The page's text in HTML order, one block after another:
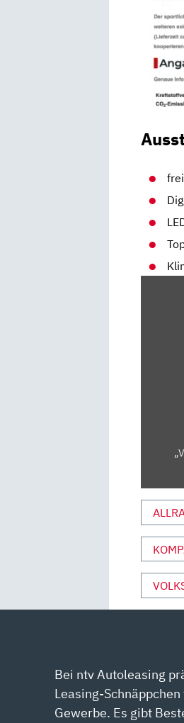
FAST
LAP
AUTO
MOTOR
UND
SPORT“
Bei ntv Autoleasing
Leasing-
Gewerbe. Es gibt